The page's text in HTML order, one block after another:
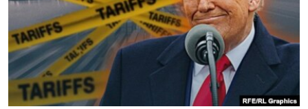
ЖАЗЫЛЫҢЫЗ
Басқа тілдерде